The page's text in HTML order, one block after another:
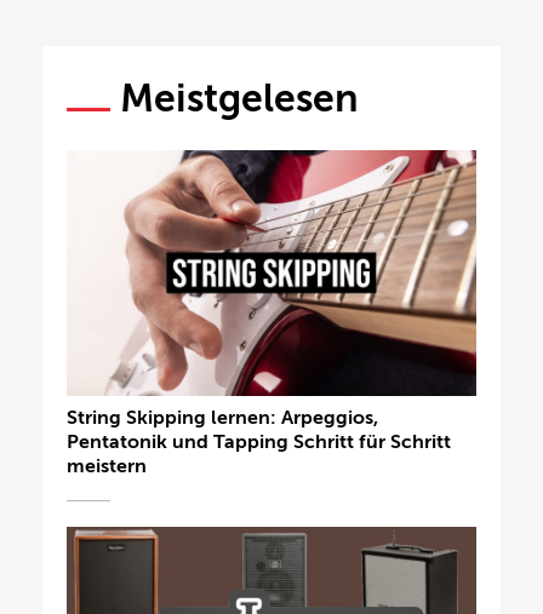
Meistgelesen
String Skipping lernen: Arpeggios,
Pentatonik und Tapping Schritt für Schritt
meistern